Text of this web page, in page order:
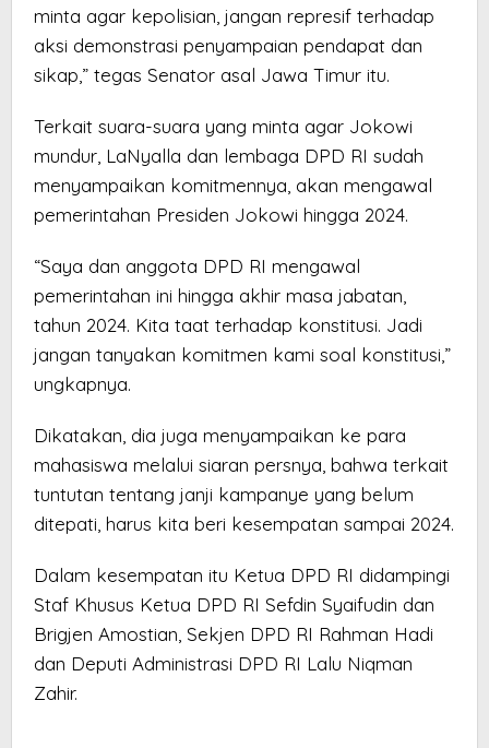
minta agar kepolisian, jangan represif terhadap
aksi demonstrasi penyampaian pendapat dan
sikap,” tegas Senator asal Jawa Timur itu.
Terkait suara-suara yang minta agar Jokowi
mundur, LaNyalla dan lembaga DPD RI sudah
menyampaikan komitmennya, akan mengawal
pemerintahan Presiden Jokowi hingga 2024.
“Saya dan anggota DPD RI mengawal
pemerintahan ini hingga akhir masa jabatan,
tahun 2024. Kita taat terhadap konstitusi. Jadi
jangan tanyakan komitmen kami soal konstitusi,”
ungkapnya.
Dikatakan, dia juga menyampaikan ke para
mahasiswa melalui siaran persnya, bahwa terkait
tuntutan tentang janji kampanye yang belum
ditepati, harus kita beri kesempatan sampai 2024.
Dalam kesempatan itu Ketua DPD RI didampingi
Staf Khusus Ketua DPD RI Sefdin Syaifudin dan
Brigjen Amostian, Sekjen DPD RI Rahman Hadi
dan Deputi Administrasi DPD RI Lalu Niqman
Zahir.